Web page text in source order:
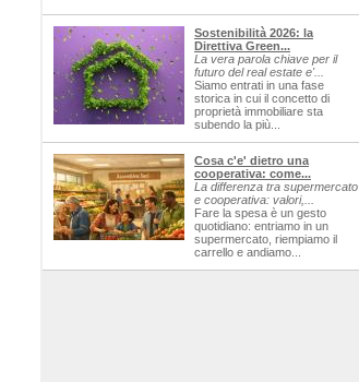
Sostenibilità 2026: la
Direttiva Green...
La vera parola chiave per il
futuro del real estate e'...
Siamo entrati in una fase
storica in cui il concetto di
proprietà immobiliare sta
subendo la più...
Cosa c'e' dietro una
cooperativa: come...
La differenza tra supermercato
e cooperativa: valori,...
Fare la spesa è un gesto
quotidiano: entriamo in un
supermercato, riempiamo il
carrello e andiamo...